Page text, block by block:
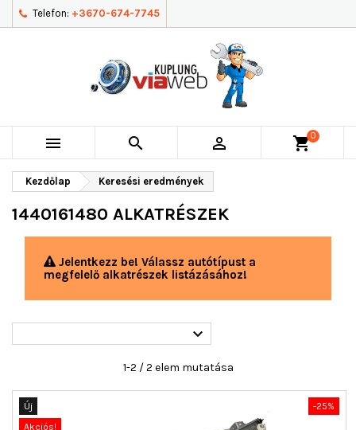
Telefon: +3670-674-7745
   shopping_cart0
Kezdőlap Keresési eredmények
1440161480 ALKATRÉSZEK
Jelentkezz be! Válassz autótípust a
megfelelő alkatrészek listázásához!

1-2 / 2 elem mutatása
-25%
Új
Akciós!